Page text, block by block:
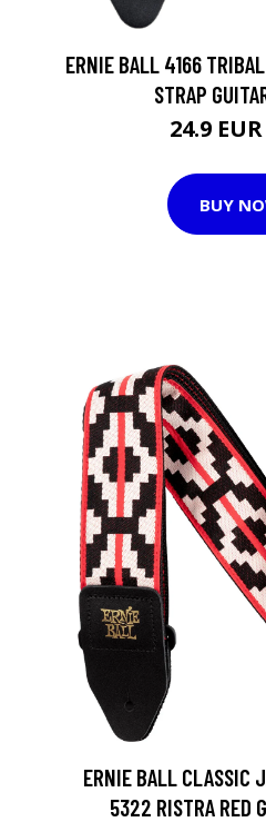
ERNIE BALL 4166
STRAP
24.9 EUR
BUY
ERNIE BALL CLASSIC
5322 RISTRA RED